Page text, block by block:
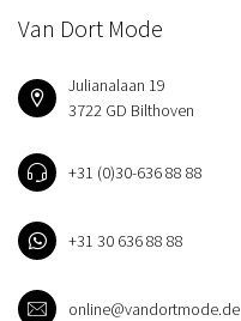
Van Dort Mode
Julianalaan 19
3722 GD Bilthoven
+31 (0)30-636 88 88
+31 30 636 88 88
online@vandortmode.de